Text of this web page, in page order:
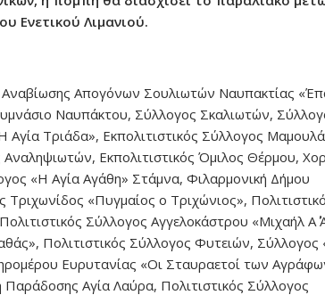
Ενετικού Λιμανιού.
Απογόνων Σουλιωτών Ναυπακτίας
Ναυπάκτου, Σύλλογος Σκαλιωτών,
Τριάδα», Εκπολιτιστικός Σύλλογος
Εκπολιτιστικός Όμιλος Θέρμου,
«Η Αγία Αγάθη» Στάμνα, Φιλαρμονική Δήμου
«Πυγμαίος ο Τριχώνιος»,
Σύλλογος Αγγελοκάστρου «Μιχαήλ Α΄
Πολιτιστικός Σύλλογος Φυτειών, Σύλλογος
Ευρυτανίας «Οι Σταυραετοί των
Αγία Λαύρα, Πολιτιστικός Σύλλογος